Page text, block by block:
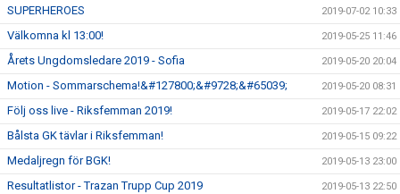
SUPERHEROES 2019-07-02 10:33
Välkomna kl 13:00! 2019-05-25 11:46
Årets Ungdomsledare 2019 - Sofia 2019-05-20 20:04
Motion - Sommarschema!&#127800;&#9728;&#65039; 2019-05-20 08:31
Följ oss live - Riksfemman 2019! 2019-05-17 22:02
Bålsta GK tävlar i Riksfemman! 2019-05-15 09:22
Medaljregn för BGK! 2019-05-13 23:00
Resultatlistor - Trazan Trupp Cup 2019 2019-05-13 22:50